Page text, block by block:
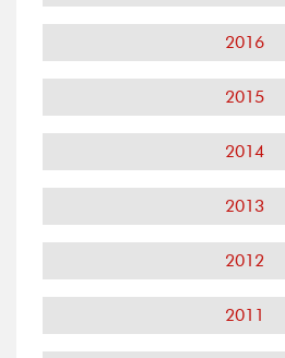
2016
2015
2014
2013
2012
2011